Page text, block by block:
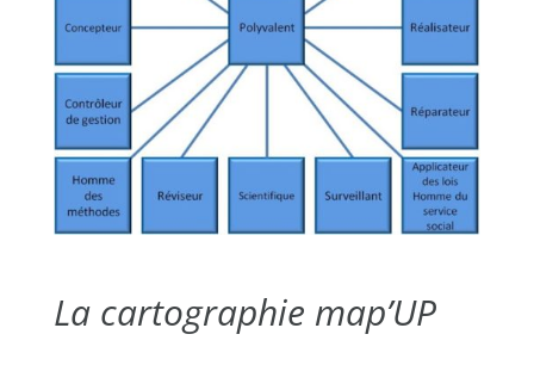
La cartographie map’UP